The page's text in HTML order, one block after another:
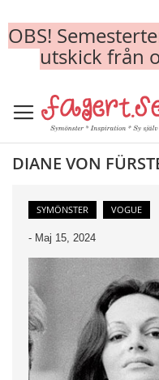
OBS!
utskick från
to
Content
DIANE VON
SYMÖNSTER VOGUE
- Maj 15, 2024